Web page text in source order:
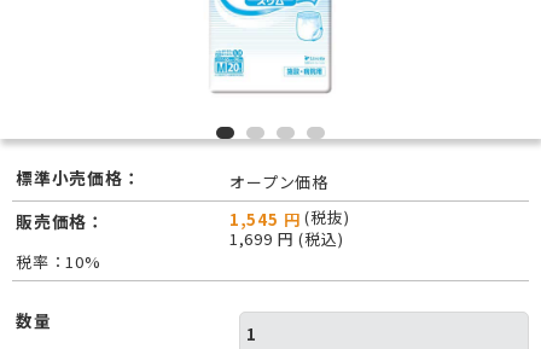
標準小売価格： オープン価格
販売価格： 1,545 円 (税抜)
1,699 円 (税込)
税率：10%
数量